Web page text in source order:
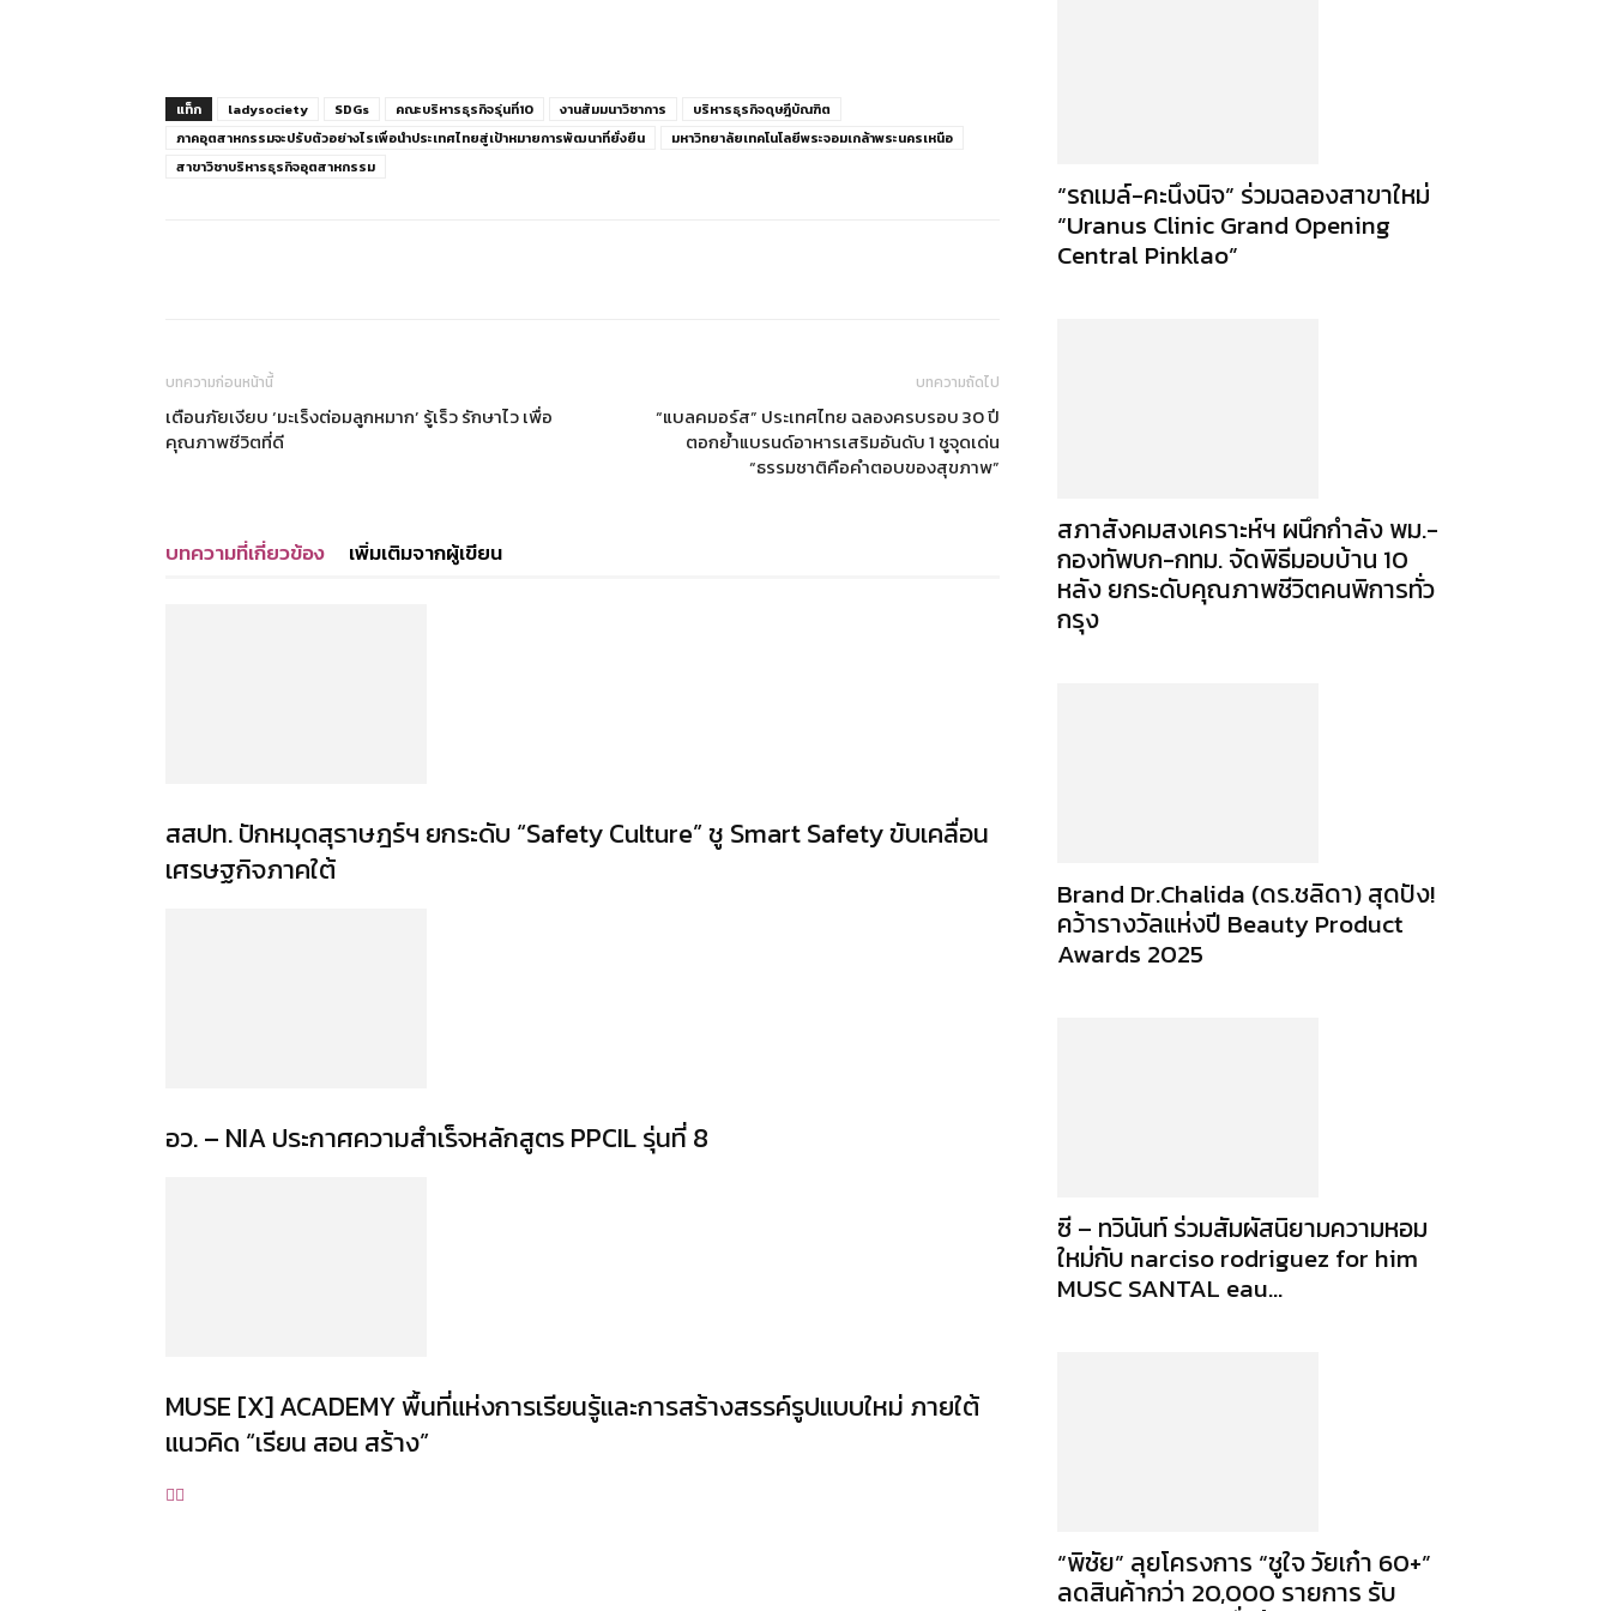
แท็ก ladysociety SDGs คณะบริหารธุรกิจรุ่นที่10 งานสัมมนาวิชาการ
บริหารธุรกิจดุษฎีบัณฑิต
ภาคอุตสาหกรรมจะปรับตัวอย่างไรเพื่อนำประเทศไทยสู่เป้าหมายการพัฒนาที่ยั่งยืน
มหาวิทยาลัยเทคโนโลยีพระจอมเกล้าพระนครเหนือ
สาขาวิชาบริหารธุรกิจอุตสาหกรรม
บทความก่อนหน้านี้
เตือนภัยเงียบ ‘มะเร็งต่อมลูกหมาก’ รู้เร็ว รักษาไว เพื่อ
คุณภาพชีวิตที่ดี
บทความถัดไป
“แบลคมอร์ส” ประเทศไทย ฉลองครบรอบ 30 ปี
ตอกย้ำแบรนด์อาหารเสริมอันดับ 1 ชูจุดเด่น
“ธรรมชาติคือคำตอบของสุขภาพ”
บทความที่เกี่ยวข้อง เพิ่มเติมจากผู้เขียน
สสปท. ปักหมุดสุราษฎร์ฯ ยกระดับ “Safety Culture” ชู Smart Safety ขับเคลื่อน
เศรษฐกิจภาคใต้
อว. – NIA ประกาศความสำเร็จหลักสูตร PPCIL รุ่นที่ 8
MUSE [X] ACADEMY พื้นที่แห่งการเรียนรู้และการสร้างสรรค์รูปแบบใหม่ ภายใต้
แนวคิด “เรียน สอน สร้าง”
“รถเมล์-คะนึงนิจ” ร่วมฉลองสาขาใหม่
“Uranus Clinic Grand Opening
Central Pinklao”
สภาสังคมสงเคราะห์ฯ ผนึกกำลัง พม.-
กองทัพบก-กทม. จัดพิธีมอบบ้าน 10
หลัง ยกระดับคุณภาพชีวิตคนพิการทั่ว
กรุง
Brand Dr.Chalida (ดร.ชลิดา) สุดปัง!
คว้ารางวัลแห่งปี Beauty Product
Awards 2025
ซี – ทวินันท์ ร่วมสัมผัสนิยามความหอม
ใหม่กับ narciso rodriguez for him
MUSC SANTAL eau...
“พิชัย” ลุยโครงการ “ชูใจ วัยเก๋า 60+”
ลดสินค้ากว่า 20,000 รายการ รับ